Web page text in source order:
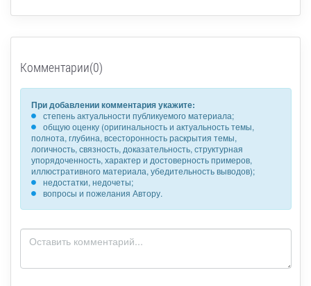
Комментарии(0)
При добавлении комментария укажите:
степень актуальности публикуемого материала;
общую оценку (оригинальность и актуальность темы,
полнота, глубина, всесторонность раскрытия темы,
логичность, связность, доказательность, структурная
упорядоченность, характер и достоверность примеров,
иллюстративного материала, убедительность выводов);
недостатки, недочеты;
вопросы и пожелания Автору.